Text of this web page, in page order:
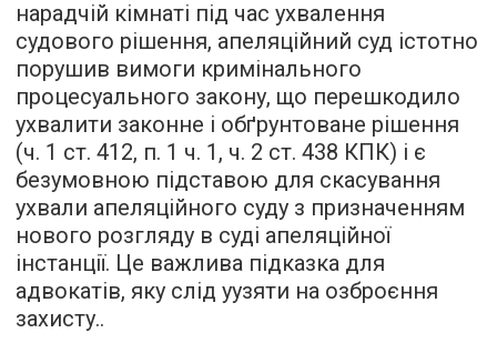
нарадчій кімнаті під час ухвалення
судового рішення, апеляційний суд істотно
порушив вимоги кримінального
процесуального закону, що перешкодило
ухвалити законне і обґрунтоване рішення
(ч. 1 ст. 412, п. 1 ч. 1, ч. 2 ст. 438 КПК) і є
безумовною підставою для скасування
ухвали апеляційного суду з призначенням
нового розгляду в суді апеляційної
інстанції. Це важлива підказка для
адвокатів, яку слід уузяти на озброєння
захисту..